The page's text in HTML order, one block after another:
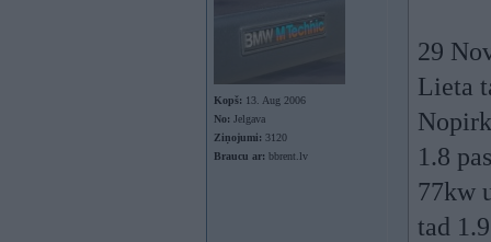
Kopš: 13. Aug 2006
No: Jelgava
Ziņojumi: 3120
Braucu ar: bbrent.lv
29
Lieta
1.8
77kw
tad